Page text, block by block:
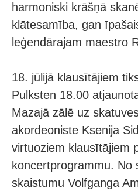
harmoniski krāšņā
klātesamība, gan
leģendārajam maestro
18. jūlijā klausītājiem
Pulksten 18.00
Mazajā zālē uz
akordeoniste Ksenija
virtuoziem klausītājiem
koncertprogrammu.
skaistumu Volfganga